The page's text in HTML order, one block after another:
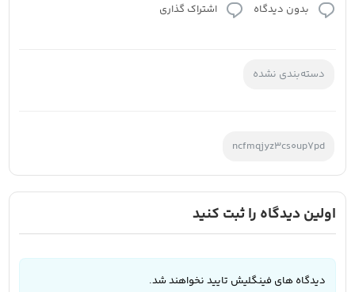
بدون دیدگاه اشتراک گذاری
دسته‌بندی نشده
ncfmqjyz3cs0up7pd
اولین دیدگاه را ثبت کنید
دیدگاه های فینگلیش تایید نخواهند شد.